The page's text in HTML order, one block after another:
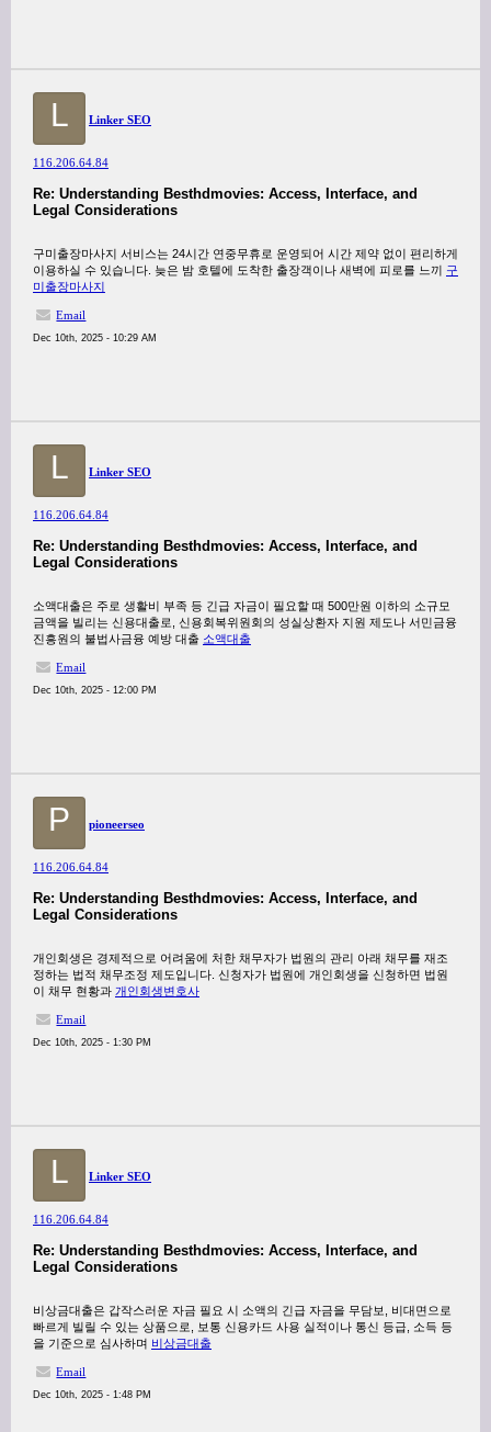
L Linker SEO
116.206.64.84
Re: Understanding Besthdmovies: Access, Interface, and
Legal Considerations
구미출장마사지 서비스는 24시간 연중무휴로 운영되어 시간 제약 없이 편리하게
이용하실 수 있습니다. 늦은 밤 호텔에 도착한 출장객이나 새벽에 피로를 느끼 구
미출장마사지
Email
Dec 10th, 2025 - 10:29 AM
L Linker SEO
116.206.64.84
Re: Understanding Besthdmovies: Access, Interface, and
Legal Considerations
소액대출은 주로 생활비 부족 등 긴급 자금이 필요할 때 500만원 이하의 소규모
금액을 빌리는 신용대출로, 신용회복위원회의 성실상환자 지원 제도나 서민금융
진흥원의 불법사금융 예방 대출 소액대출
Email
Dec 10th, 2025 - 12:00 PM
P pioneerseo
116.206.64.84
Re: Understanding Besthdmovies: Access, Interface, and
Legal Considerations
개인회생은 경제적으로 어려움에 처한 채무자가 법원의 관리 아래 채무를 재조
정하는 법적 채무조정 제도입니다. 신청자가 법원에 개인회생을 신청하면 법원
이 채무 현황과 개인회생변호사
Email
Dec 10th, 2025 - 1:30 PM
L Linker SEO
116.206.64.84
Re: Understanding Besthdmovies: Access, Interface, and
Legal Considerations
비상금대출은 갑작스러운 자금 필요 시 소액의 긴급 자금을 무담보, 비대면으로
빠르게 빌릴 수 있는 상품으로, 보통 신용카드 사용 실적이나 통신 등급, 소득 등
을 기준으로 심사하며 비상금대출
Email
Dec 10th, 2025 - 1:48 PM